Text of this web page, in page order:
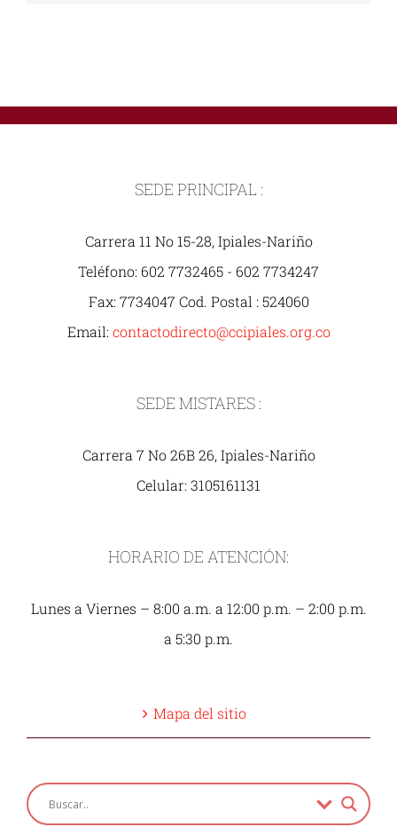
SEDE PRINCIPAL :
Carrera 11 No 15-28, Ipiales-Nariño
Teléfono: 602 7732465 - 602 7734247
Fax: 7734047 Cod. Postal : 524060
Email: contactodirecto@ccipiales.org.co
SEDE MISTARES :
Carrera 7 No 26B 26, Ipiales-Nariño
Celular: 3105161131
HORARIO DE ATENCIÓN:
Lunes a Viernes – 8:00 a.m. a 12:00 p.m. – 2:00 p.m.
a 5:30 p.m.
Mapa del sitio